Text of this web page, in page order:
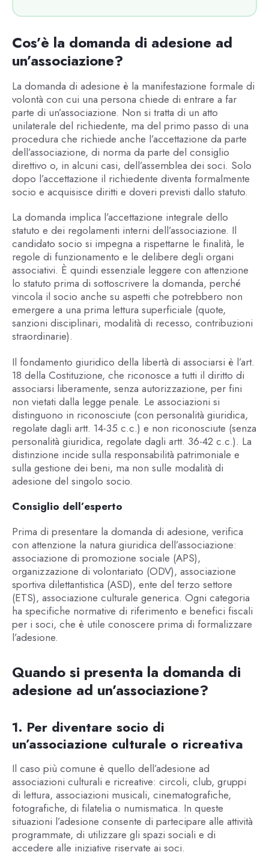
Cos’è la domanda di adesione ad
un’associazione?
La domanda di adesione è la manifestazione formale di
volontà con cui una persona chiede di entrare a far
parte di un’associazione. Non si tratta di un atto
unilaterale del richiedente, ma del primo passo di una
procedura che richiede anche l’accettazione da parte
dell’associazione, di norma da parte del consiglio
direttivo o, in alcuni casi, dell’assemblea dei soci. Solo
dopo l’accettazione il richiedente diventa formalmente
socio e acquisisce diritti e doveri previsti dallo statuto.
La domanda implica l’accettazione integrale dello
statuto e dei regolamenti interni dell’associazione. Il
candidato socio si impegna a rispettarne le finalità, le
regole di funzionamento e le delibere degli organi
associativi. È quindi essenziale leggere con attenzione
lo statuto prima di sottoscrivere la domanda, perché
vincola il socio anche su aspetti che potrebbero non
emergere a una prima lettura superficiale (quote,
sanzioni disciplinari, modalità di recesso, contribuzioni
straordinarie).
Il fondamento giuridico della libertà di associarsi è l’art.
18 della Costituzione, che riconosce a tutti il diritto di
associarsi liberamente, senza autorizzazione, per fini
non vietati dalla legge penale. Le associazioni si
distinguono in riconosciute (con personalità giuridica,
regolate dagli artt. 14-35 c.c.) e non riconosciute (senza
personalità giuridica, regolate dagli artt. 36-42 c.c.). La
distinzione incide sulla responsabilità patrimoniale e
sulla gestione dei beni, ma non sulle modalità di
adesione del singolo socio.
Consiglio dell’esperto
Prima di presentare la domanda di adesione, verifica
con attenzione la natura giuridica dell’associazione:
associazione di promozione sociale (APS),
organizzazione di volontariato (ODV), associazione
sportiva dilettantistica (ASD), ente del terzo settore
(ETS), associazione culturale generica. Ogni categoria
ha specifiche normative di riferimento e benefici fiscali
per i soci, che è utile conoscere prima di formalizzare
l’adesione.
Quando si presenta la domanda di
adesione ad un’associazione?
1. Per diventare socio di
un’associazione culturale o ricreativa
Il caso più comune è quello dell’adesione ad
associazioni culturali e ricreative: circoli, club, gruppi
di lettura, associazioni musicali, cinematografiche,
fotografiche, di filatelia o numismatica. In queste
situazioni l’adesione consente di partecipare alle attività
programmate, di utilizzare gli spazi sociali e di
accedere alle iniziative riservate ai soci.